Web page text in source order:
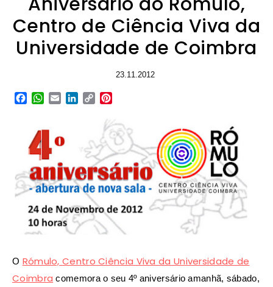
Centro de Ciência Viva da
Universidade de Coimbra
23.11.2012
Facebook
WhatsApp
EmailLinkedIn
Copy
O Rómulo, Centro Ciência Viva da Universidade de
Coimbra comemora o seu 4º aniversário amanhã, sábado,